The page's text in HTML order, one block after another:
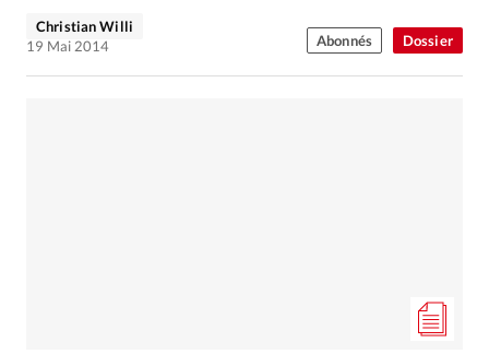
Dossier
Christian Willi
19 Mai 2014
Abonnés